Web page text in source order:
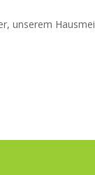
unserem